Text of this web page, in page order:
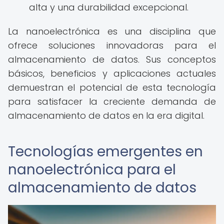
alta y una durabilidad excepcional.
La nanoelectrónica es una disciplina que
ofrece soluciones innovadoras para el
almacenamiento de datos. Sus conceptos
básicos, beneficios y aplicaciones actuales
demuestran el potencial de esta tecnología
para satisfacer la creciente demanda de
almacenamiento de datos en la era digital.
Tecnologías emergentes en
nanoelectrónica para el
almacenamiento de datos